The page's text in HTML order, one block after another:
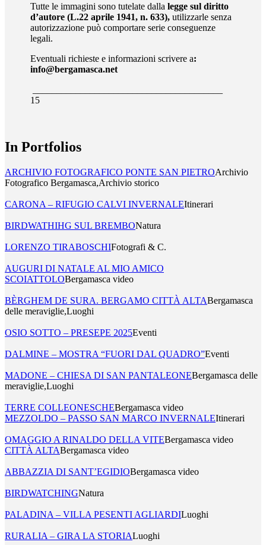
Tutte le immagini sono tutelate dalla legge sul diritto
d’autore (L.22 aprile 1941, n. 633),utilizzarle senza
autorizzazione può comportare serie conseguenze
legali.
Eventuali richieste e informazioni scrivere a:
info@bergamasca.net
15
In Portfolios
ARCHIVIO FOTOGRAFICO PONTE SAN PIETROArchivio
Fotografico Bergamasca,Archivio storico
CARONA – RIFUGIO CALVI INVERNALEItinerari
BIRDWATHIHG SUL BREMBONatura
LORENZO TIRABOSCHIFotografi & C.
AUGURI DI NATALE AL MIO AMICO
SCOIATTOLOBergamasca video
BÈRGHEM DE SURA. BERGAMO CITTÀ ALTABergamasca
delle meraviglie,Luoghi
OSIO SOTTO – PRESEPE 2025Eventi
DALMINE – MOSTRA “FUORI DAL QUADRO”Eventi
MADONE – CHIESA DI SAN PANTALEONEBergamasca delle
meraviglie,Luoghi
TERRE COLLEONESCHEBergamasca video
MEZZOLDO – PASSO SAN MARCO INVERNALEItinerari
OMAGGIO A RINALDO DELLA VITEBergamasca video
CITTÀ ALTABergamasca video
ABBAZZIA DI SANT’EGIDIOBergamasca video
BIRDWATCHINGNatura
PALADINA – VILLA PESENTI AGLIARDILuoghi
RURALIA – GIRA LA STORIALuoghi